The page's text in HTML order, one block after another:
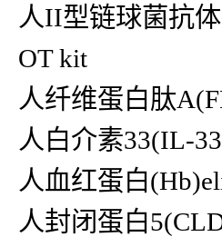
人II型链球菌抗
OT kit
人纤维蛋白肽
人白介素33(IL-
人血红蛋白
人封闭蛋白